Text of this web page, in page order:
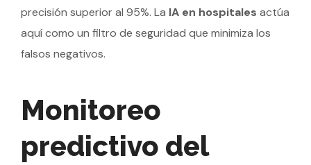
precisión superior al 95%. La IA en hospitales actúa
aquí como un filtro de seguridad que minimiza los
falsos negativos.
Monitoreo
predictivo del